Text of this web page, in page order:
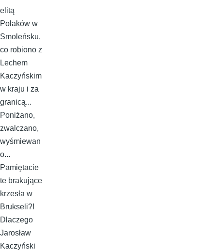
elitą
Polaków w
Smoleńsku,
co robiono z
Lechem
Kaczyńskim
w kraju i za
granicą...
Poniżano,
zwalczano,
wyśmiewan
o...
Pamiętacie
te brakujące
krzesła w
Brukseli?!
Dlaczego
Jarosław
Kaczyński